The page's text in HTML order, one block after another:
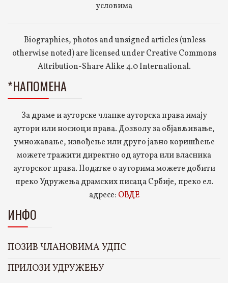
условима
Biographies, photos and unsigned articles (unless
otherwise noted) are licensed under Creative Commons
Attribution-Share Alike 4.0 International.
*НАПОМЕНА
За драме и ауторске чланке ауторска права имају
аутори или носиоци права. Дозволу за објављивање,
умножавање, извођење или друго јавно коришћење
можете тражити директно од аутора или власника
ауторског права. Податке о ауторима можете добити
преко Удружења драмских писаца Србије, преко ел.
адресе: ОВДЕ
ИНФО
ПОЗИВ ЧЛАНОВИМА УДПС
ПРИЛОЗИ УДРУЖЕЊУ